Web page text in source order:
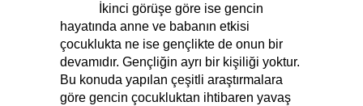
İkinci görüşe göre ise gencin
hayatında anne ve babanın etkisi
çocuklukta ne ise gençlikte de onun bir
devamıdır. Gençliğin ayrı bir kişiliği yoktur.
Bu konuda yapılan çeşitli araştırmalara
göre gencin çocukluktan ihtibaren yavaş